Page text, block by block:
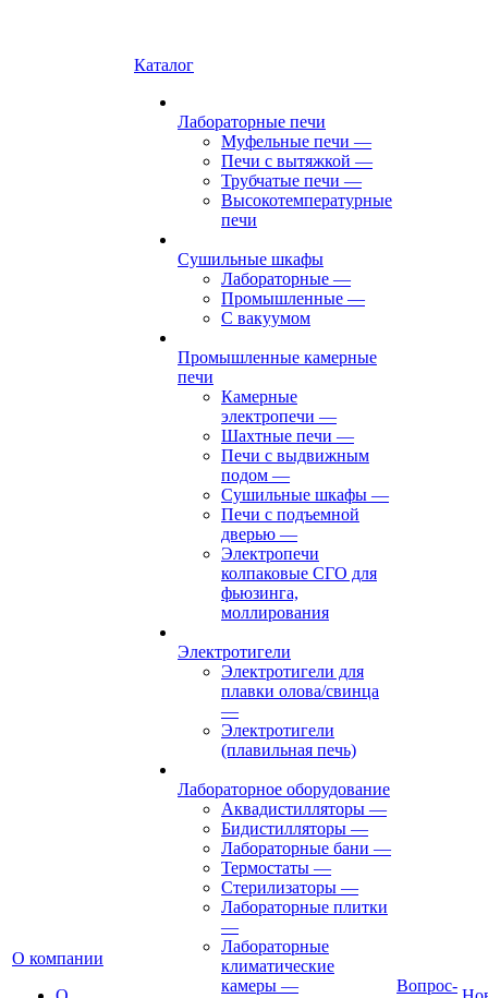
О компании
Каталог
Лабораторные печи
Муфельные печи —
Печи с вытяжкой —
Трубчатые печи —
Высокотемпературные
печи
Сушильные шкафы
Лабораторные —
Промышленные —
С вакуумом
Промышленные камерные
печи
Камерные
электропечи —
Шахтные печи —
Печи с выдвижным
подом —
Сушильные шкафы —
Печи с подъемной
дверью —
Электропечи
колпаковые СГО для
фьюзинга,
моллирования
Электротигели
Электротигели для
плавки олова/свинца
—
Электротигели
(плавильная печь)
Лабораторное оборудование
Аквадистилляторы —
Бидистилляторы —
Лабораторные бани —
Термостаты —
Стерилизаторы —
Лабораторные плитки
—
Лабораторные
климатические
камеры —
Вопрос-